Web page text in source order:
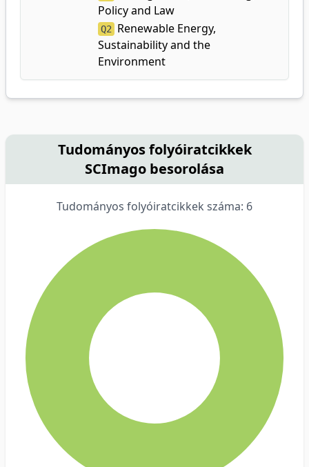
Policy and Law
Q2 Renewable Energy,
Sustainability and the
Environment
Tudományos folyóiratcikkek
SCImago besorolása
Tudományos folyóiratcikkek száma: 6